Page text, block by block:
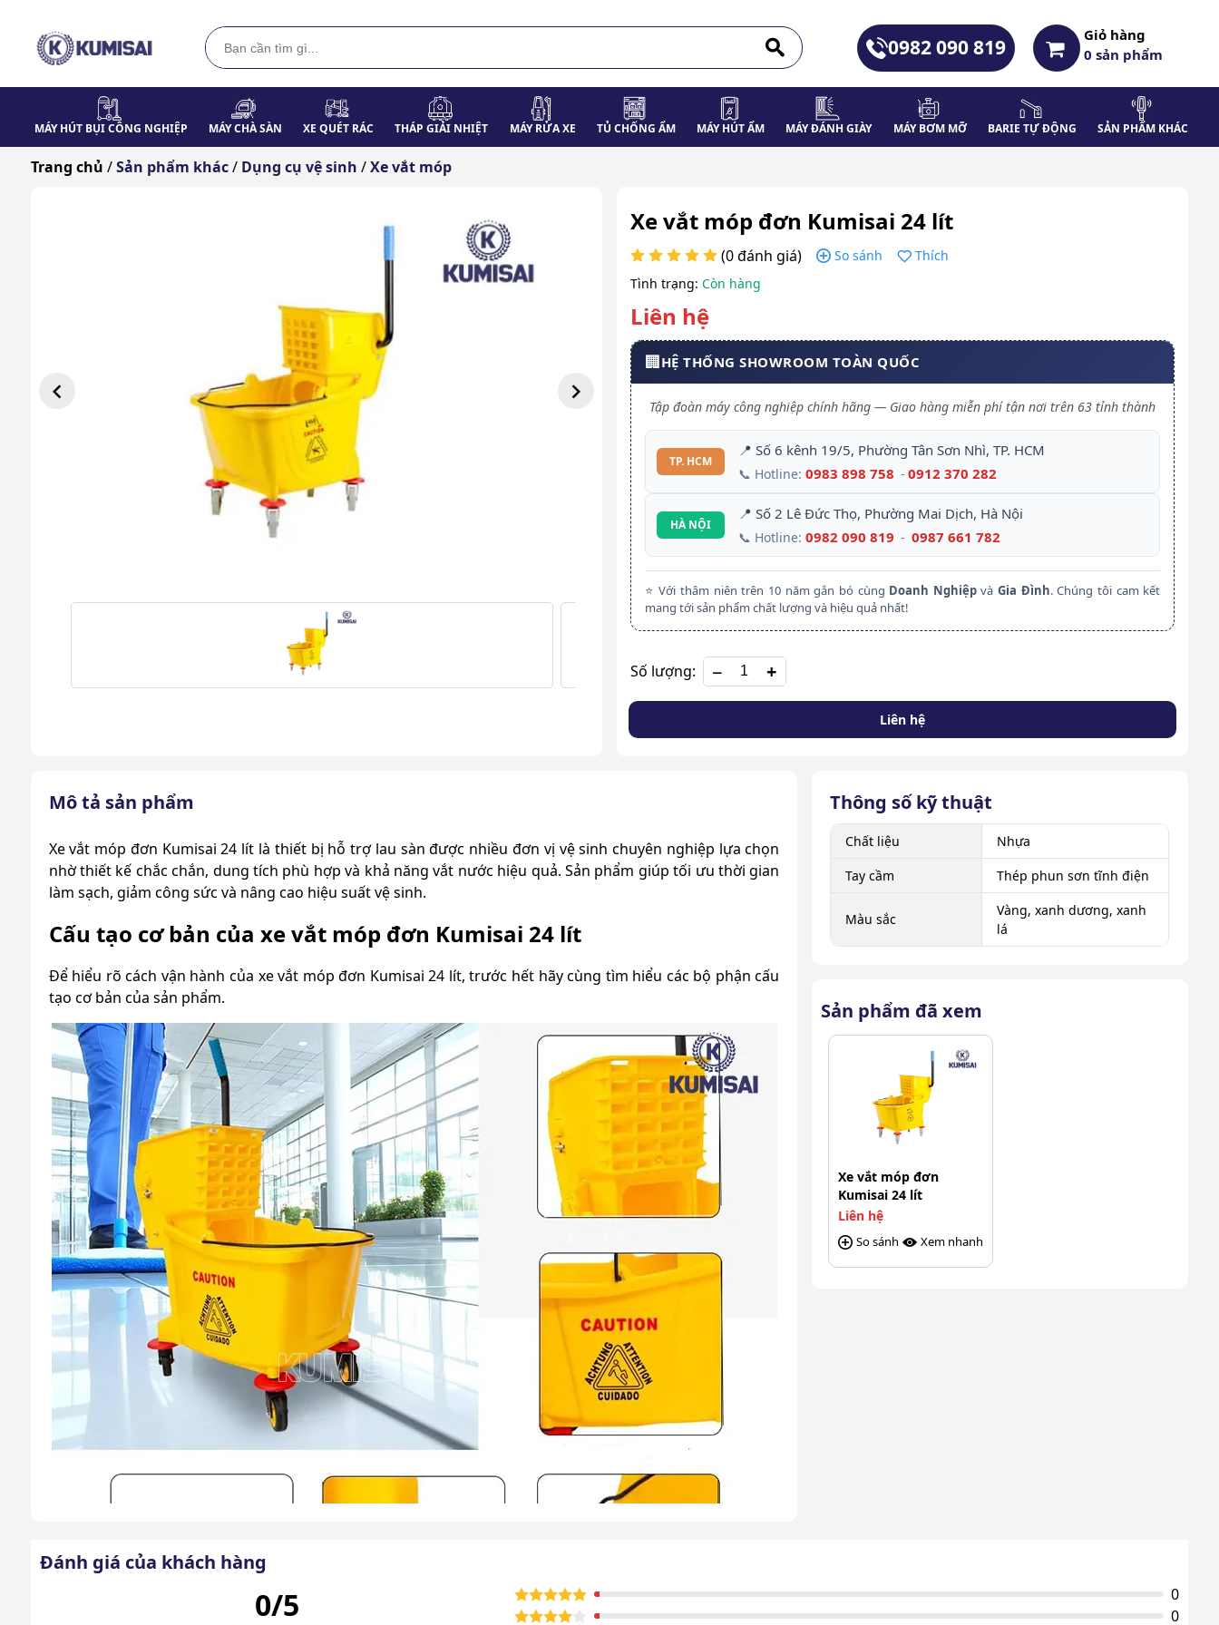
0982 090 819
Giỏ hàng
0sản phẩm
MÁY HÚT BỤI CÔNG NGHIỆP MÁY CHÀ SÀN XE QUÉT RÁC THÁP GIẢI NHIỆT MÁY RỬA XE TỦ CHỐNG ẨM MÁY HÚT ẨM MÁY ĐÁNH GIÀY MÁY BƠM MỠ BARIE TỰ ĐỘNG SẢN PHẨM KHÁC
Trang chủ / Sản phẩm khác / Dụng cụ vệ sinh / Xe vắt móp
Xe vắt móp đơn Kumisai 24 lít
(0 đánh giá) So sánh
Thích
Tình trạng: Còn hàng
Liên hệ
🏢HỆ THỐNG SHOWROOM TOÀN QUỐC
Tập đoàn máy công nghiệp chính hãng — Giao hàng miễn phí tận nơi trên 63 tỉnh thành
TP. HCM
📍 Số 6 kênh 19/5, Phường Tân Sơn Nhì, TP. HCM
📞 Hotline: 0983 898 758 - 0912 370 282
HÀ NỘI
📍 Số 2 Lê Đức Thọ, Phường Mai Dịch, Hà Nội
📞 Hotline: 0982 090 819 - 0987 661 782
⭐ Với thâm niên trên 10 năm gắn bó cùng Doanh NghiệpvàGia Đình. Chúng tôi cam kết
mang tới sản phẩm chất lượng và hiệu quả nhất!
Số lượng: +
Liên hệ
Mô tả sản phẩm
Xe vắt móp đơn Kumisai 24 lít là thiết bị hỗ trợ lau sàn được nhiều đơn vị vệ sinh chuyên nghiệp lựa chọn
nhờ thiết kế chắc chắn, dung tích phù hợp và khả năng vắt nước hiệu quả. Sản phẩm giúp tối ưu thời gian
làm sạch, giảm công sức và nâng cao hiệu suất vệ sinh.
Cấu tạo cơ bản của xe vắt móp đơn Kumisai 24 lít
Để hiểu rõ cách vận hành của xe vắt móp đơn Kumisai 24 lít, trước hết hãy cùng tìm hiểu các bộ phận cấu
tạo cơ bản của sản phẩm.
Thông số kỹ thuật
Chất liệu
Nhựa
Tay cầm
Thép phun sơn tĩnh điện
Màu sắc
Vàng, xanh dương, xanh
lá
Sản phẩm đã xem
Xe vắt móp đơn
Kumisai 24 lít
Liên hệ
So sánh Xem nhanh
Đánh giá của khách hàng
0/5
0
0